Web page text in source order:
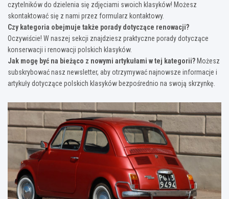
czytelników do dzielenia się zdjęciami swoich klasyków! Możesz
skontaktować się z nami przez formularz kontaktowy.
Czy kategoria obejmuje także porady dotyczące renowacji?
Oczywiście! W naszej sekcji znajdziesz praktyczne porady dotyczące
konserwacji i renowacji polskich klasyków.
Jak mogę być na bieżąco z nowymi artykułami w tej kategorii? Możesz
subskrybować nasz newsletter, aby otrzymywać najnowsze informacje i
artykuły dotyczące polskich klasyków bezpośrednio na swoją skrzynkę.